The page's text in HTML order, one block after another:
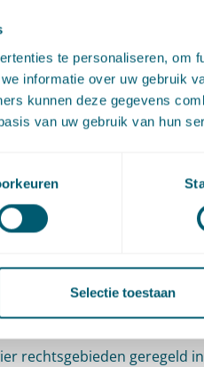
te personaliseren, om
informatie over uw gebruik
kunnen deze gegevens
van uw gebruik van hun
Selectie toestaan
niveau. Zo verschuiven de
de gemeente bevoegd
van bodem en ondergrond.
Rijk naar gemeenten
worden om te voorkomen
genoemd.
rechtsgebieden geregeld